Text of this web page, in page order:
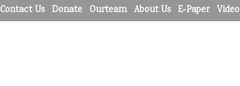
Contact Us Donate Ourteam About Us E-Paper Video